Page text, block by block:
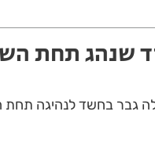
שנהג תחת
גבר בחשד לנהיגה